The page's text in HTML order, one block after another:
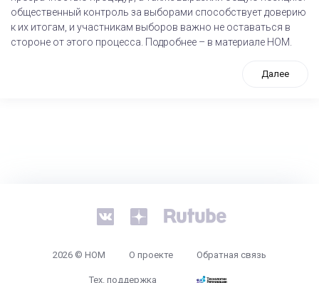
общественный контроль за выборами способствует доверию
к их итогам, и участникам выборов важно не оставаться в
стороне от этого процесса. Подробнее – в материале НОМ.
Далее
2026 © НОМ О проекте Обратная связь
Тех. поддержка